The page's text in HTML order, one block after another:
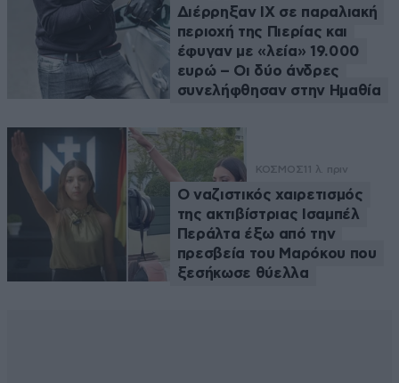
Διέρρηξαν ΙΧ σε παραλιακή
περιοχή της Πιερίας και
έφυγαν με «λεία» 19.000
ευρώ – Οι δύο άνδρες
συνελήφθησαν στην Ημαθία
ΚΟΣΜΟΣ 11 λ. πριν
Ο ναζιστικός χαιρετισμός
της ακτιβίστριας Ισαμπέλ
Περάλτα έξω από την
πρεσβεία του Μαρόκου που
ξεσήκωσε θύελλα